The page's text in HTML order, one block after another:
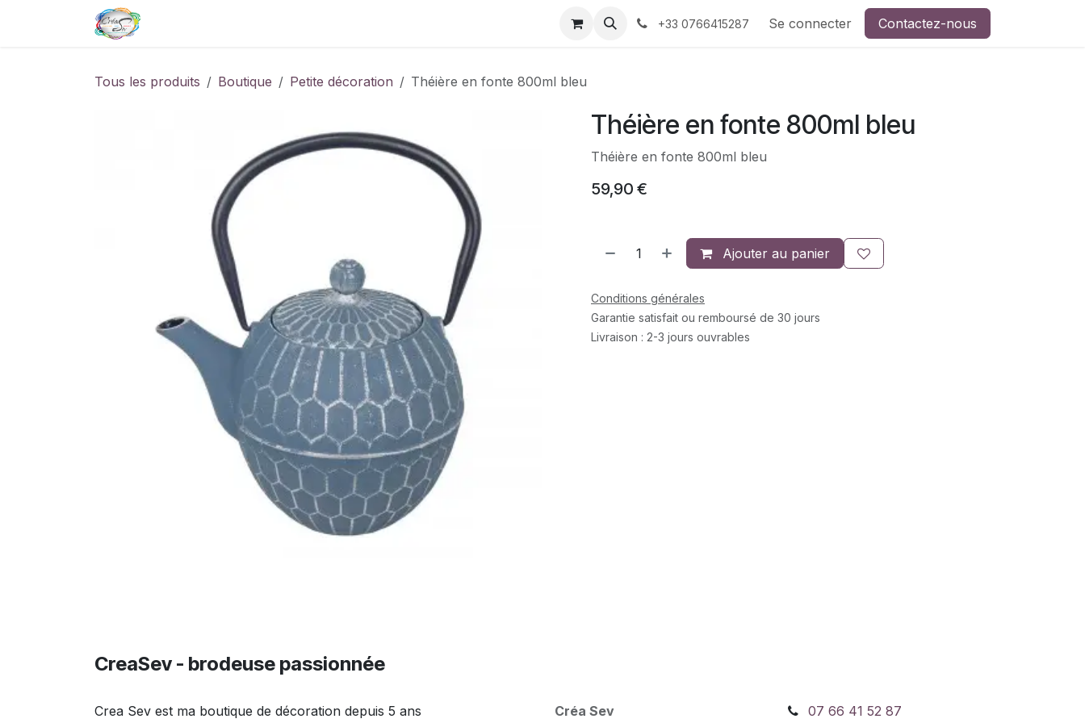
Se rendre au contenu
Nos produits faits-main À propos de CreaSev Contactez-nous
+33 0766415287 Se connecter Contactez-nous
Tous les produits Boutique Petite décoration Théière en fonte 800ml bleu
Théière en fonte 800ml bleu
Théière en fonte 800ml bleu
59,90 €
Ajouter au panier
Conditions générales
Garantie satisfait ou remboursé de 30 jours
Livraison : 2-3 jours ouvrables
CreaSev - brodeuse passionnée
Crea Sev est ma boutique de décoration depuis 5 ans
Créa Sev
07 66 41 52 87